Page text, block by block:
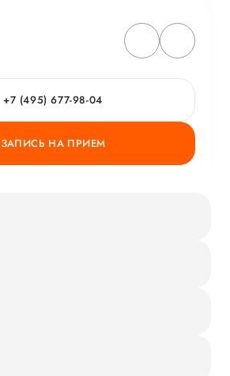
+7 (495) 677-98-04
ЗАПИСЬ НА ПРИЕМ